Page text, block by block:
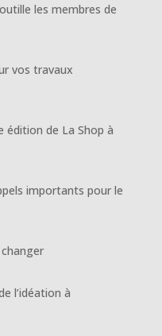
les membres de
vos travaux
édition de La Shop à
importants pour le
l’idéation à